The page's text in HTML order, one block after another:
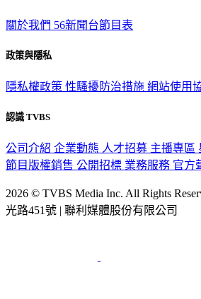
關於我們 56新聞台節目表
政策與隱私
隱私權政策 性騷擾防治措施 網站使用
認識 TVBS
公司介紹 企業動態 人才招募 主播專區
節目版權銷售 公開招標 業務服務 官方
2026 © TVBS Media Inc. All Rights
光路451號 | 聯利媒體股份有限公司